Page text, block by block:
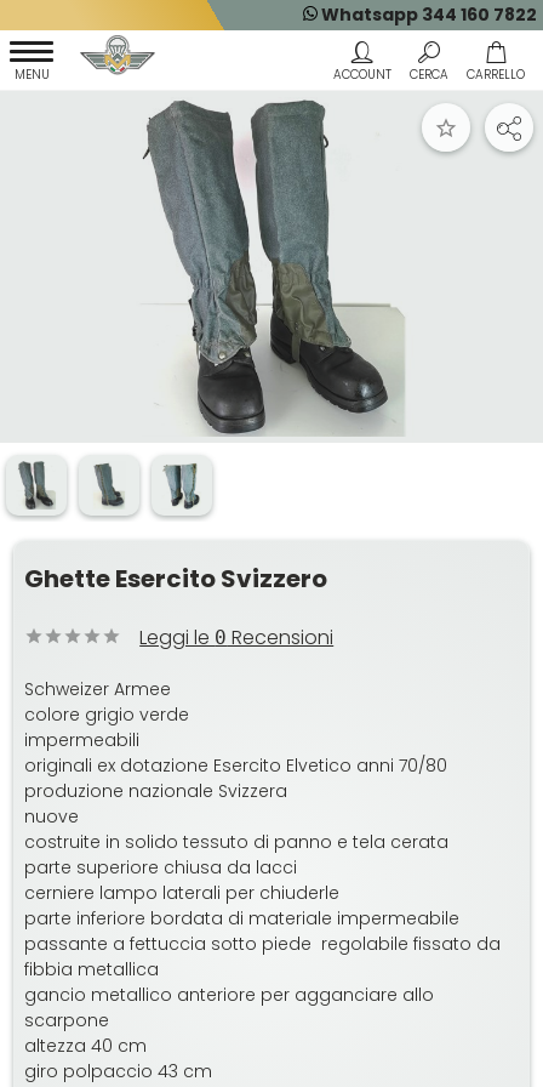
Whatsapp 344 160 7822
Ghette Esercito Svizzero
Leggi le 0 Recensioni
Schweizer Armee
colore grigio verde
impermeabili
originali ex dotazione Esercito Elvetico anni 70/80
produzione nazionale Svizzera
nuove
costruite in solido tessuto di panno e tela cerata
parte superiore chiusa da lacci
cerniere lampo laterali per chiuderle
parte inferiore bordata di materiale impermeabile
passante a fettuccia sotto piede regolabile fissato da
fibbia metallica
gancio metallico anteriore per agganciare allo
scarpone
altezza 40 cm
giro polpaccio 43 cm